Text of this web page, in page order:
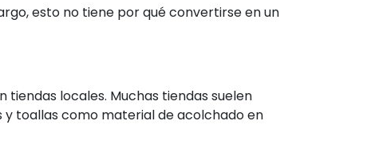
esto no tiene por qué convertirse en un
tiendas locales. Muchas tiendas suelen
toallas como material de acolchado en